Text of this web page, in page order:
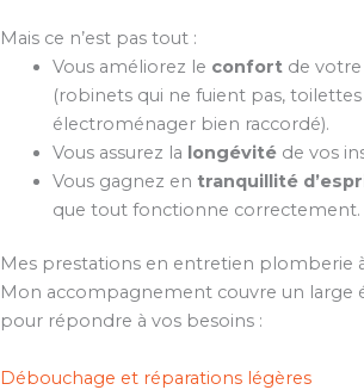
Mais ce n’est pas tout :
Vous améliorez le confortde
(robinets qui ne fuient pas,
électroménager bien raccordé).
Vous assurez la longévitéde vos
Vous gagnez en tranquillité
que tout fonctionne correctement.
Mes prestations en entretien plomberie
Mon accompagnement couvre un large
pour répondre à vos besoins :
Débouchage et réparations légères